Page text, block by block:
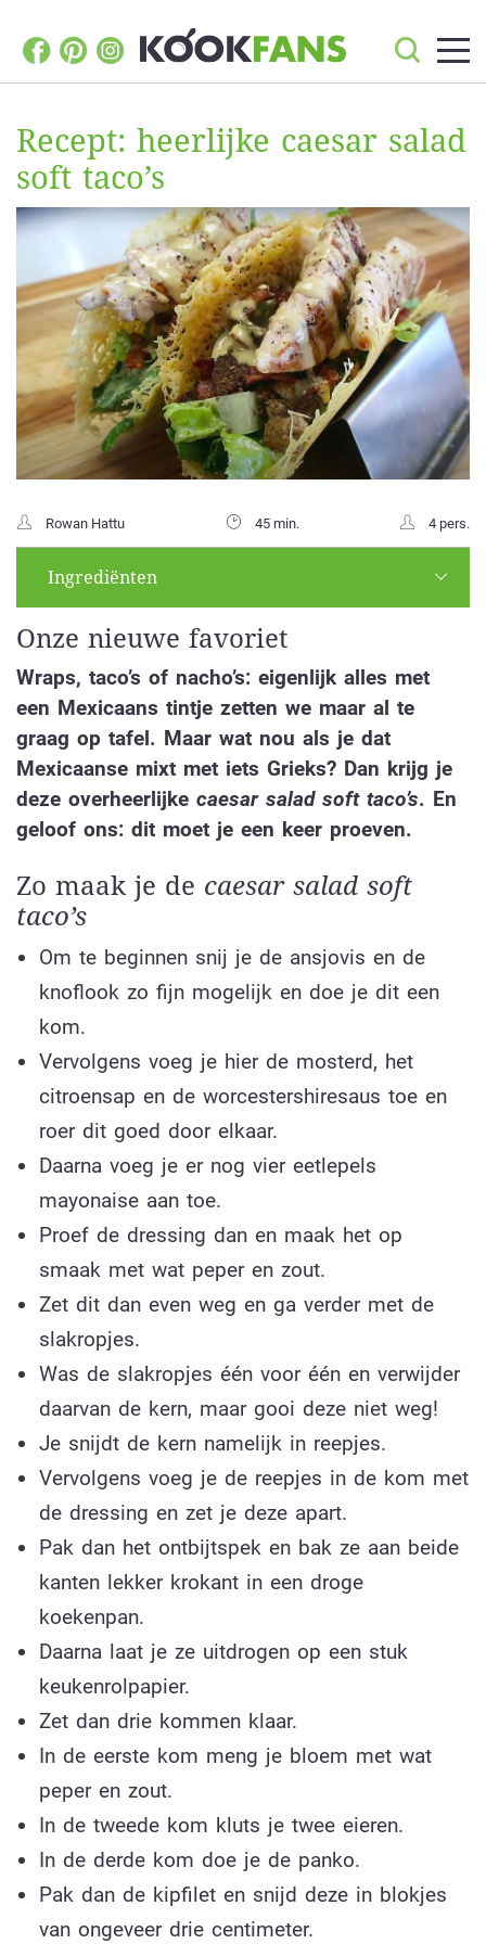
Recept: heerlijke caesar salad
soft taco’s
Rowan Hattu 45 min. 4 pers.
Ingrediënten
Onze nieuwe favoriet
Wraps, taco’s of nacho’s: eigenlijk alles met
een Mexicaans tintje zetten we maar al te
graag op tafel. Maar wat nou als je dat
Mexicaanse mixt met iets Grieks? Dan krijg je
deze overheerlijke caesar salad soft taco’s. En
geloof ons: dit moet je een keer proeven.
Zo maak je de caesar salad soft
taco’s
Om te beginnen snij je de ansjovis en de
knoflook zo fijn mogelijk en doe je dit een
kom.
Vervolgens voeg je hier de mosterd, het
citroensap en de worcestershiresaus toe en
roer dit goed door elkaar.
Daarna voeg je er nog vier eetlepels
mayonaise aan toe.
Proef de dressing dan en maak het op
smaak met wat peper en zout.
Zet dit dan even weg en ga verder met de
slakropjes.
Was de slakropjes één voor één en verwijder
daarvan de kern, maar gooi deze niet weg!
Je snijdt de kern namelijk in reepjes.
Vervolgens voeg je de reepjes in de kom met
de dressing en zet je deze apart.
Pak dan het ontbijtspek en bak ze aan beide
kanten lekker krokant in een droge
koekenpan.
Daarna laat je ze uitdrogen op een stuk
keukenrolpapier.
Zet dan drie kommen klaar.
In de eerste kom meng je bloem met wat
peper en zout.
In de tweede kom kluts je twee eieren.
In de derde kom doe je de panko.
Pak dan de kipfilet en snijd deze in blokjes
van ongeveer drie centimeter.